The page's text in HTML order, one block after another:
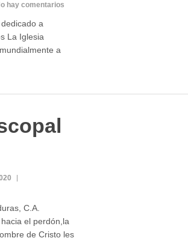
hay comentarios
a
La Iglesia
a
C.A.
el perdón,la
de Cristo les